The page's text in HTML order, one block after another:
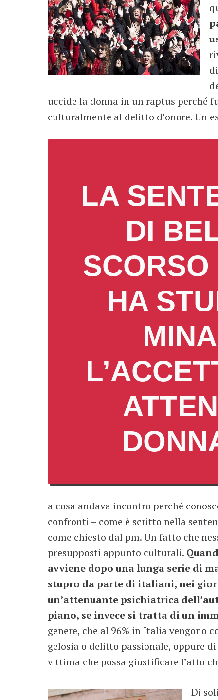
uccide la donna in un raptus perché
culturalmente al delitto d’onore. Un
LA
DI
HA
a cosa andava incontro perché
confronti – come è scritto nella
come chiesto dal pm. Un fatto che
presupposti appunto culturali.
avviene dopo una lunga serie di
stupro da parte di italiani, nei
un’attenuante psichiatrica
piano, se invece si tratta di un
genere, che al 96% in Italia vengono
gelosia o delitto passionale, oppure
vittima che possa giustificare l’atto
Di